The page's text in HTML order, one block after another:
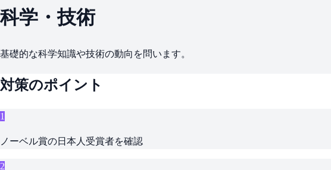
科学・技術
基礎的な科学知識や技術の動向を問います。
対策のポイント
1
ノーベル賞の日本人受賞者を確認
2